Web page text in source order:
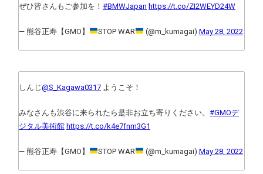
ぜひ皆さんもご参加を！ #BMWJapan https://t.co/ZI2WEYD24W
— 熊谷正寿【GMO】 STOP WAR (@m_kumagai) May 28, 2022
しんじ@S_Kagawa0317 ようこそ！
みなさんも渋谷に来られたら是非お立ち寄りください。 #GMOデ
ジタル美術館 https://t.co/k4e7fnm3G1
— 熊谷正寿【GMO】 STOP WAR (@m_kumagai) May 28, 2022